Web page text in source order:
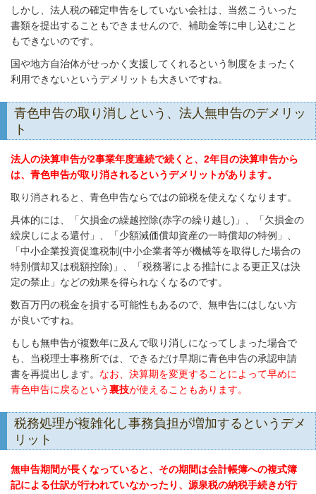
しかし、法人税の確定申告をしていない会社は、当然こういった
書類を提出することもできませんので、補助金等に申し込むこと
もできないのです。
国や地方自治体がせっかく支援してくれるという制度をまったく
利用できないというデメリットも大きいですね。
青色申告の取り消しという、法人無申告のデメリッ
ト
法人の決算申告が2事業年度連続で続くと、2年目の決算申告から
は、青色申告が取り消されるというデメリットがあります。
取り消されると、青色申告ならではの節税を使えなくなります。
具体的には、「欠損金の繰越控除(赤字の繰り越し)」、「欠損金の
繰戻しによる還付」、「少額減価償却資産の一時償却の特例」、
「中小企業投資促進税制(中小企業者等が機械等を取得した場合の
特別償却又は税額控除)」、「税務署による推計による更正又は決
定の禁止」などの効果を得られなくなるのです。
数百万円の税金を損する可能性もあるので、無申告にはしない方
が良いですね。
もしも無申告が複数年に及んで取り消しになってしまった場合で
も、当税理士事務所では、できるだけ早期に青色申告の承認申請
書を再提出します。 なお、決算期を変更することによって早めに
青色申告に戻るという裏技が使えることもあります。
税務処理が複雑化し事務負担が増加するというデメ
リット
無申告期間が長くなっていると、その期間は会計帳簿への複式簿
記による仕訳が行われていなかったり、源泉税の納税手続きが行